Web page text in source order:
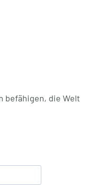
befähigen, die Welt